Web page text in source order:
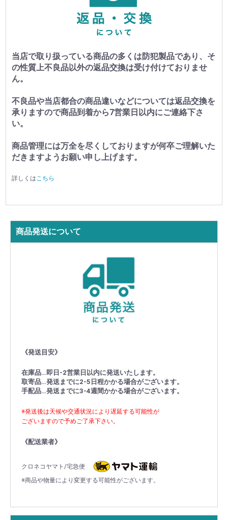
当店で取り扱っている商品の多くは防犯製品であり、そ
の性質上不良品以外の返品交換は受け付けておりませ
ん。
不良品や当店都合の商品違いなどについては返品交換を
承りますので商品到着から7営業日以内にご連絡下さ
い。
商品管理には万全を尽くしておりますが何卒ご理解いた
だきますようお願い申し上げます。
詳しくは こちら
商品発送について
《発送目安》
在庫品…即日-2営業日以内に発送いたします。
取寄品…発送までに2-5日程かかる場合がございます。
手配品…発送までに3-4週間かかる場合がございます。
※発送後は天候や交通状況により遅延する可能性が
ございますので予めご了承下さい。
《配送業者》
クロネコヤマト/宅急便
※商品や物量により変更する可能性がございます。